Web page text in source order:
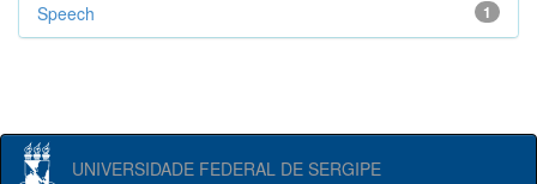
1
Speech
UNIVERSIDADE FEDERAL DE SERGIPE